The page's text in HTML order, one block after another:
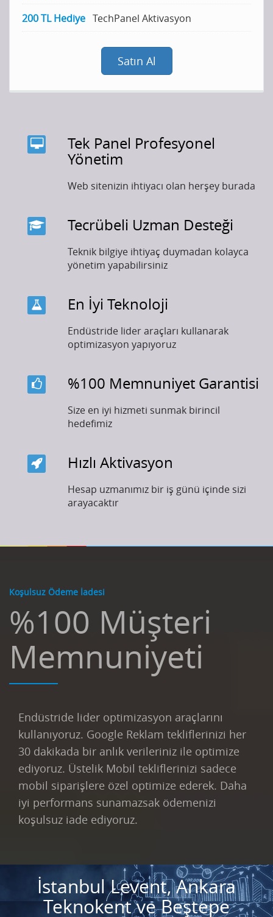
200 TL Hediye TechPanel Aktivasyon
Satın Al
Tek Panel Profesyonel
Yönetim
Web sitenizin ihtiyacı olan herşey burada
Tecrübeli Uzman Desteği
Teknik bilgiye ihtiyaç duymadan kolayca
yönetim yapabilirsiniz
En İyi Teknoloji
Endüstride lider araçları kullanarak
optimizasyon yapıyoruz
%100 Memnuniyet Garantisi
Size en iyi hizmeti sunmak birincil
hedefimiz
Hızlı Aktivasyon
Hesap uzmanımız bir iş günü içinde sizi
arayacaktır
Koşulsuz Ödeme İadesi
%100 Müşteri
Memnuniyeti
Endüstride lider optimizasyon araçlarını
kullanıyoruz. Google Reklam tekliflerinizi her
30 dakikada bir anlık verileriniz ile optimize
ediyoruz. Üstelik Mobil tekliflerinizi sadece
mobil siparişlere özel optimize ederek. Daha
iyi performans sunamazsak ödemenizi
koşulsuz iade ediyoruz.
İstanbul Levent, Ankara
Teknokent ve Beştepe